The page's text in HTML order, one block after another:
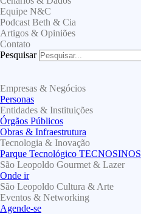
Equipe N&C
Podcast Beth & Cia
Artigos & Opiniões
Contato
Pesquisar
Empresas & Negócios
Personas
Entidades & Instituições
Órgãos Públicos
Obras & Infraestrutura
Tecnologia & Inovação
Parque Tecnológico TECNOSINOS
São Leopoldo Gourmet & Lazer
Onde ir
São Leopoldo Cultura & Arte
Eventos & Networking
Agende-se